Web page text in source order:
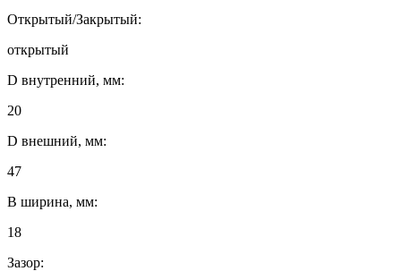
Открытый/Закрытый:
открытый
D внутренний, мм:
20
D внешний, мм:
47
B ширина, мм:
18
Зазор: